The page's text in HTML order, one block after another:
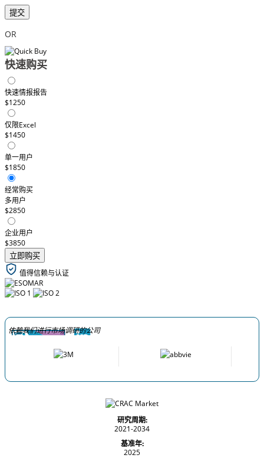
提交
OR
快速购买
快速情报报告
$1250
仅限Excel
$1450
单一用户
$1850
经常购买
多用户
$2850
企业用户
$3850
立即购买
值得信赖与认证
依赖我们进行市场调研的公司
研究周期:
2021-2034
基准年:
2025